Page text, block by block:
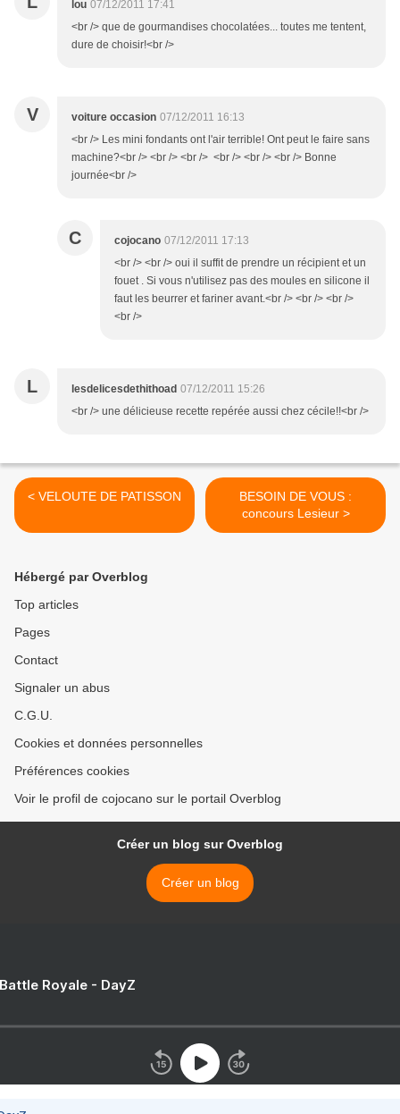
lou 07/12/2011 17:41
<br /> que de gourmandises chocolatées... toutes me tentent,
dure de choisir!<br />
V voiture occasion 07/12/2011 16:13
<br /> Les mini fondants ont l'air terrible! Ont peut le faire sans
machine?<br /> <br /> <br /> <br /> <br /> <br /> Bonne
journée<br />
C cojocano 07/12/2011 17:13
<br /> <br /> oui il suffit de prendre un récipient et un
fouet . Si vous n'utilisez pas des moules en silicone il
faut les beurrer et fariner avant.<br /> <br /> <br />
<br />
L lesdelicesdethithoad 07/12/2011 15:26
<br /> une délicieuse recette repérée aussi chez cécile!!<br />
< VELOUTE DE PATISSON
BESOIN DE VOUS :
concours Lesieur >
Hébergé par Overblog
Top articles
Pages
Contact
Signaler un abus
C.G.U.
Cookies et données personnelles
Préférences cookies
Voir le profil de cojocano sur le portail Overblog
Créer un blog sur Overblog
Créer un blog
Royale - DayZ